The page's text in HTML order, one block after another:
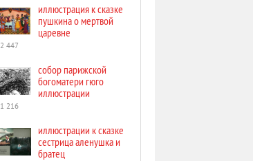
иллюстрация к сказке
пушкина о мертвой
царевне
2 447
собор парижской
богоматери гюго
иллюстрации
1 216
иллюстрации к сказке
сестрица аленушка и
братец